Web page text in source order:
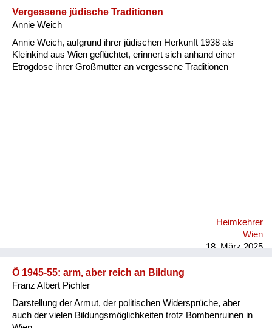
um ein Uhr nachts, kann ich mich nicht mehr erinnern, es
gesehen zu haben. Ich ging wie von Blindheit geschlagen
durch den Garten. Ich sah ni...
Vergessene jüdische Traditionen
Annie Weich
Annie Weich, aufgrund ihrer jüdischen Herkunft 1938 als
Kleinkind aus Wien geflüchtet, erinnert sich anhand einer
Etrogdose ihrer Großmutter an vergessene Traditionen
Heimkehrer
Wien
18. März 2025
Ö 1945-55: arm, aber reich an Bildung
Franz Albert Pichler
Darstellung der Armut, der politischen Widersprüche, aber
auch der vielen Bildungsmöglichkeiten trotz Bombenruinen in